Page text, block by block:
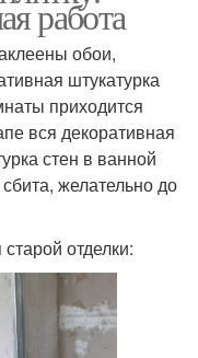
работа
обои,
штукатурка
приходится
вся декоративная
стен в ванной
желательно до
отделки: